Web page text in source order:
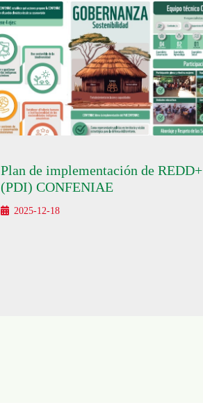
Plan de implementación de REDD+
(PDI) CONFENIAE
2025-12-18